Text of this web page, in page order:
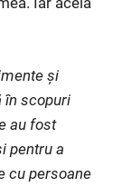
și
în scopuri
au fost
pentru a
cu persoane